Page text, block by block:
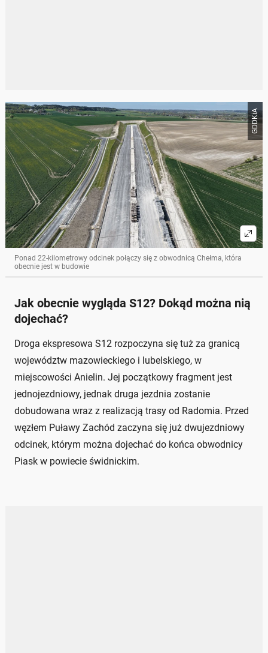
GDDKiA
Ponad 22-kilometrowy odcinek połączy się z obwodnicą Chełma, która
obecnie jest w budowie
Jak obecnie wygląda S12? Dokąd można nią
dojechać?
Droga ekspresowa S12 rozpoczyna się tuż za granicą
województw mazowieckiego i lubelskiego, w
miejscowości Anielin. Jej początkowy fragment jest
jednojezdniowy, jednak druga jezdnia zostanie
dobudowana wraz z realizacją trasy od Radomia. Przed
węzłem Puławy Zachód zaczyna się już dwujezdniowy
odcinek, którym można dojechać do końca obwodnicy
Piask w powiecie świdnickim.